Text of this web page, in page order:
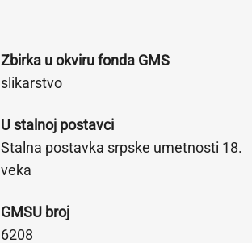
Zbirka u okviru fonda GMS
slikarstvo
U stalnoj postavci
Stalna postavka srpske umetnosti 18.
veka
GMSU broj
6208